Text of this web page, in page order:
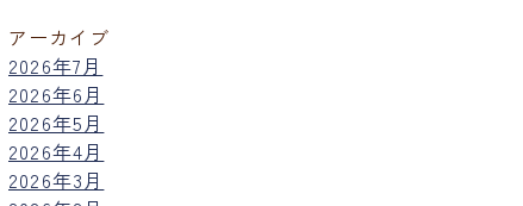
アーカイブ
2026年7月
2026年6月
2026年5月
2026年4月
2026年3月